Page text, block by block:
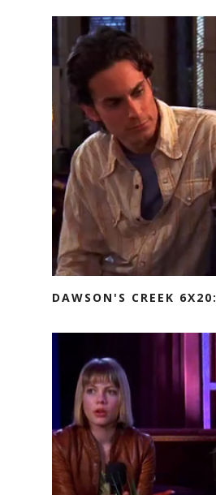
DAWSON'S CREEK